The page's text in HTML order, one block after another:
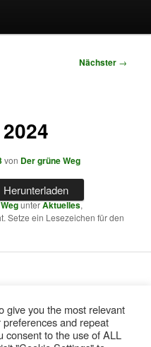
Nächster →
von Der grüne Weg
Herunterladen
unterAktuelles,
Setze ein Lesezeichen für den
give you the most relevant
and repeat
consent to the use of ALL